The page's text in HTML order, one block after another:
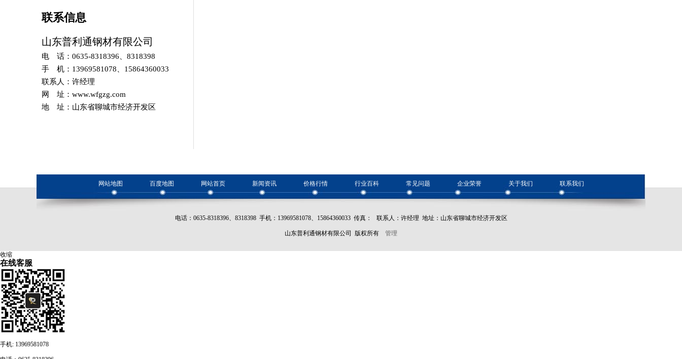
联系信息
山东普利通钢材有限公司
电 话：0635-8318396、8318398
手 机：13969581078、15864360033
联系人：许经理
网 址：www.wfgzg.com
地 址：山东省聊城市经济开发区
网站地图 百度地图 网站首页 新闻资讯 价格行情 行业百科 常见问题 企业荣誉 关于我们 联系我们
电话：0635-8318396、8318398 手机：13969581078、15864360033 传真： 联系人：许经理 地址：山东省聊城市经济开发区
山东普利通钢材有限公司 版权所有 管理
收缩
在线客服
手机: 13969581078